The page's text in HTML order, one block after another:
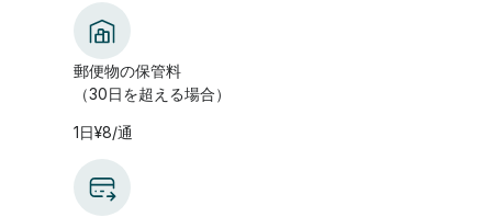
郵便物の保管料
（30日を超える場合）
1日¥8/通